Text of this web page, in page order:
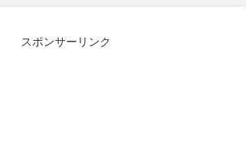
スポンサーリンク